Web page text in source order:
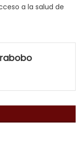
a la salud de